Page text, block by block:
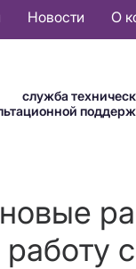
Новости О
служба
работу